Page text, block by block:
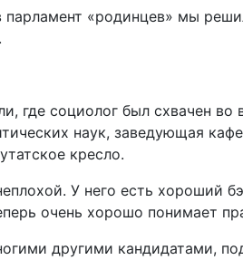
«родинцев» мы
где социолог был схвачен
наук, заведующая
кресло.
У него есть хороший
очень хорошо понимает
другими кандидатами,